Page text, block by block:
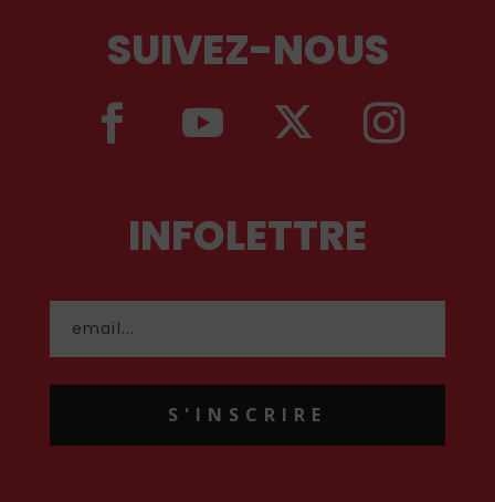
SUIVEZ-NOUS
INFOLETTRE
S'INSCRIRE